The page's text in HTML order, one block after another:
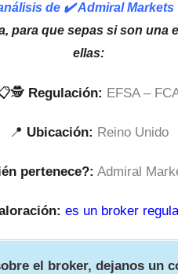
de ✔️ Admiral
para que sepas si son una
ellas:
Regulación: EFSA –
📍 Ubicación: Reino Unido
pertenece?: Admiral
es un broker
el broker, dejanos un